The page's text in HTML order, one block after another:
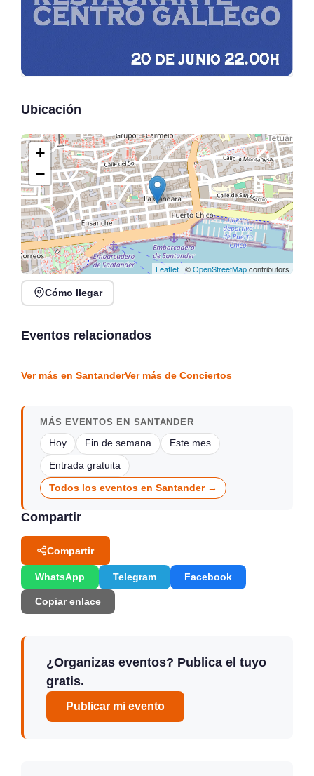
Ubicación
+
−
Leaflet | ©OpenStreetMapcontributors
Cómo llegar
Eventos relacionados
Conciertos de la Atalaya
Laredo
Ver más en SantanderVer más de Conciertos
MÁS EVENTOS EN SANTANDER
Hoy Fin de semana Este mes
Entrada gratuita
Todos los eventos en Santander →
Compartir
Compartir
WhatsApp Telegram Facebook
Copiar enlace
¿Organizas eventos? Publica el tuyo
gratis.
Publicar mi evento